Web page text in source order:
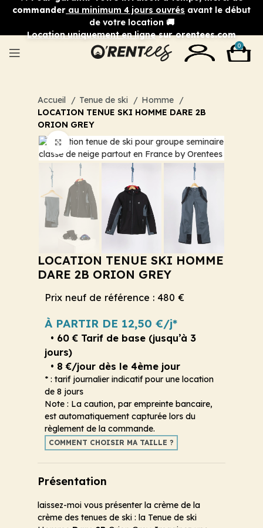
commander au minimum 4 jours ouvrés avant le début
de votre location 🚚
Location uniquement en lignesur orentees.com
0
Accueil Tenue de ski
Homme
LOCATION TENUE SKI HOMME DARE 2B
ORION GREY
Cliquez pour agrandir
LOCATION TENUE SKI HOMME
DARE 2B ORION GREY
Prix neuf de référence : 480 €
À PARTIR DE 12,50 €/j*
• 60 € Tarif de base (jusqu’à 3
jours)
• 8 €/jour dès le 4ème jour
* : tarif journalier indicatif pour une location
de 8 jours
Note : La caution, par empreinte bancaire,
est automatiquement capturée lors du
règlement de la commande.
COMMENT CHOISIR MA TAILLE ?
Présentation
laissez-moi vous présenter la crème de la
crème des tenues de ski : la Tenue de ski